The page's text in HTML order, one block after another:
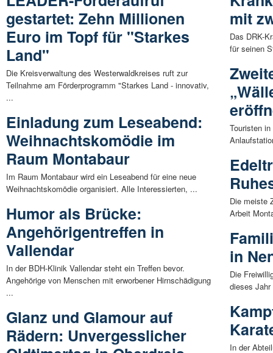
gestartet: Zehn Millionen
Euro im Topf für "Starkes
Land"
Die Kreisverwaltung des Westerwaldkreises ruft zur
Teilnahme am Förderprogramm "Starkes Land - innovativ,
...
Einladung zum Leseabend:
Weihnachtskomödie im
Raum Montabaur
Im Raum Montabaur wird ein Leseabend für eine neue
Weihnachtskomödie organisiert. Alle Interessierten, ...
Humor als Brücke:
Angehörigentreffen in
Vallendar
In der BDH-Klinik Vallendar steht ein Treffen bevor.
Angehörige von Menschen mit erworbener Hirnschädigung
...
Glanz und Glamour auf
Rädern: Unvergesslicher
mit
Das DRK-
für seinen
Touristen
Die meiste
Arbeit
in
Die
dieses
In der